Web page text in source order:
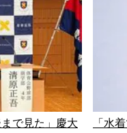
で見た」慶大
「水